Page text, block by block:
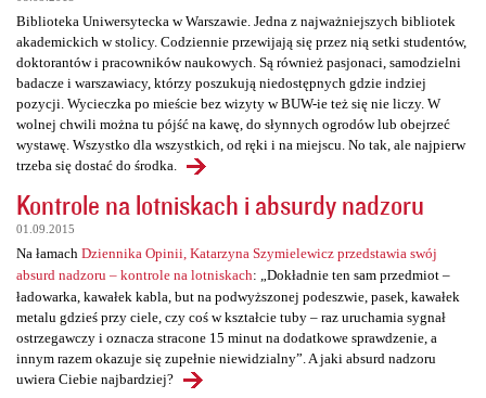
Biblioteka Uniwersytecka w Warszawie. Jedna z najważniejszych bibliotek
akademickich w stolicy. Codziennie przewijają się przez nią setki studentów,
doktorantów i pracowników naukowych. Są również pasjonaci, samodzielni
badacze i warszawiacy, którzy poszukują niedostępnych gdzie indziej
pozycji. Wycieczka po mieście bez wizyty w BUW-ie też się nie liczy. W
wolnej chwili można tu pójść na kawę, do słynnych ogrodów lub obejrzeć
wystawę. Wszystko dla wszystkich, od ręki i na miejscu. No tak, ale najpierw
trzeba się dostać do środka.
Kontrole na lotniskach i absurdy nadzoru
01.09.2015
Na łamach Dziennika Opinii, Katarzyna Szymielewicz przedstawia swój
absurd nadzoru – kontrole na lotniskach: „Dokładnie ten sam przedmiot –
ładowarka, kawałek kabla, but na podwyższonej podeszwie, pasek, kawałek
metalu gdzieś przy ciele, czy coś w kształcie tuby – raz uruchamia sygnał
ostrzegawczy i oznacza stracone 15 minut na dodatkowe sprawdzenie, a
innym razem okazuje się zupełnie niewidzialny”. A jaki absurd nadzoru
uwiera Ciebie najbardziej?